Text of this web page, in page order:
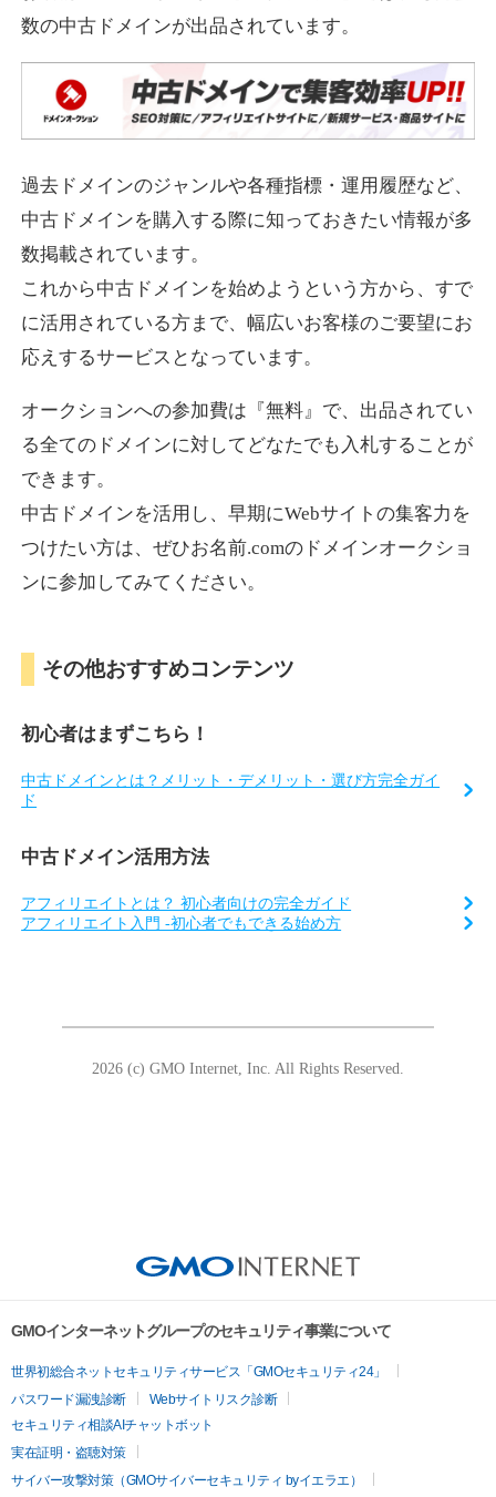
数の中古ドメインが出品されています。
過去ドメインのジャンルや各種指標・運用履歴など、
中古ドメインを購入する際に知っておきたい情報が多
数掲載されています。
これから中古ドメインを始めようという方から、すで
に活用されている方まで、幅広いお客様のご要望にお
応えするサービスとなっています。
オークションへの参加費は『無料』で、出品されてい
る全てのドメインに対してどなたでも入札することが
できます。
中古ドメインを活用し、早期にWebサイトの集客力を
つけたい方は、ぜひお名前.comのドメインオークショ
ンに参加してみてください。
その他おすすめコンテンツ
初心者はまずこちら！
中古ドメインとは？メリット・デメリット・選び方完全ガイ
ド
中古ドメイン活用方法
アフィリエイトとは？ 初心者向けの完全ガイド
アフィリエイト入門 -初心者でもできる始め方
2026 (c) GMO Internet, Inc. All Rights Reserved.
GMOインターネットグループのセキュリティ事業について
世界初総合ネットセキュリティサービス「GMOセキュリティ24」
パスワード漏洩診断
Webサイトリスク診断
セキュリティ相談AIチャットボット
実在証明・盗聴対策
サイバー攻撃対策（GMOサイバーセキュリティ byイエラエ）